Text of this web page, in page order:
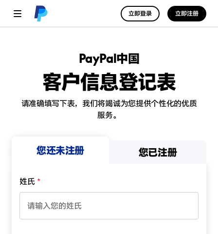
立即登录 立即注册
PayPal中国
客户信息登记表
请准确填写下表，我们将竭诚为您提供个性化的优质
服务。
您还未注册 您已注册
姓氏